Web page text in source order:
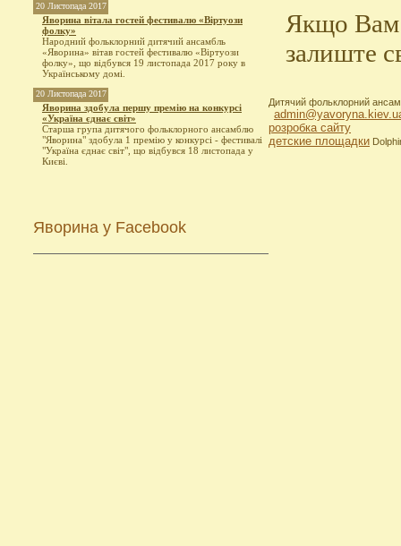
20 Листопада 2017
Яворина вітала гостей фестивалю «Віртуози
фолку»
Народний фольклорний дитячий ансамбль
«Яворина» вітав гостей фестивалю «Віртуози
фолку», що відбувся 19 листопада 2017 року в
Українському домі.
20 Листопада 2017
Яворина здобула першу премію на конкурсі
«Україна єднає світ»
Старша група дитячого фольклорного ансамблю
"Яворина" здобула 1 премію у конкурсі - фестивалі
"Україна єднає світ", що відбувся 18 листопада у
Києві.
Яворина у Facebook
Якщо Вам
залиште
Дитячий фольклорний
розробка сайту
детские площадки